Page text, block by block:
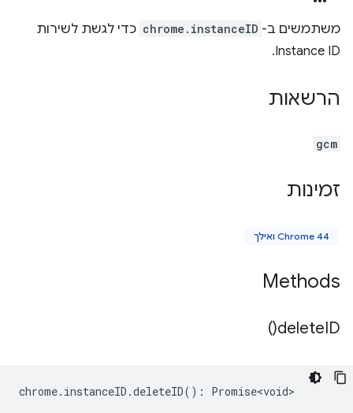
משתמשים ב- chrome.instanceID כדי לגשת לשירות
Instance ID.
הרשאות
gcm
זמינות
Chrome 44 ואילך
Methods
deleteID(
)
chrome. instanceID .deleteID() : Promise<void>